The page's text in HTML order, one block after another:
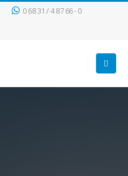
0 68 31 / 4 87 66 - 0